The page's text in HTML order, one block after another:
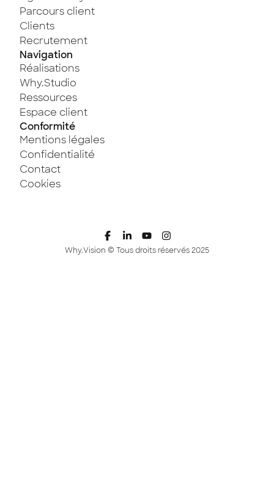
Parcours client
Clients
Recrutement
Navigation
Réalisations
Why.Studio
Ressources
Espace client
Conformité
Mentions légales
Confidentialité
Contact
Cookies
Why.Vision © Tous droits réservés 2025